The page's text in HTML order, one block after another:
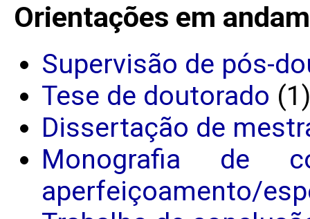
Orientações em
Supervisão de pós-
Tese de doutorado (1)
Dissertação de
Monografia de
aperfeiçoamento/